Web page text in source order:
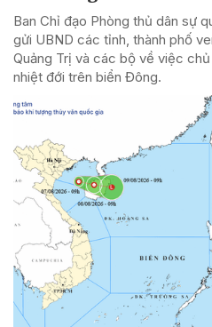
Ban Chỉ đạo Phòng thủ dân sự
gửi UBND các tỉnh, thành phố
Quảng Trị và các bộ về việc
nhiệt đới trên biển Đông.